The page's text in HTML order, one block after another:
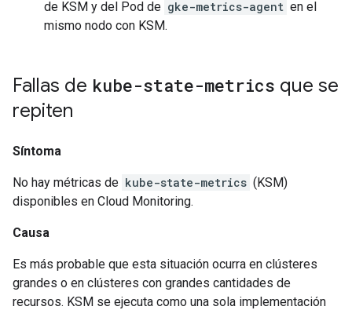
de KSM y del Pod de gke-metrics-agent en el
mismo nodo con KSM.
Fallas de kube-state-metrics que se
repiten
Síntoma
No hay métricas de kube-state-metrics (KSM)
disponibles en Cloud Monitoring.
Causa
Es más probable que esta situación ocurra en clústeres
grandes o en clústeres con grandes cantidades de
recursos. KSM se ejecuta como una sola implementación